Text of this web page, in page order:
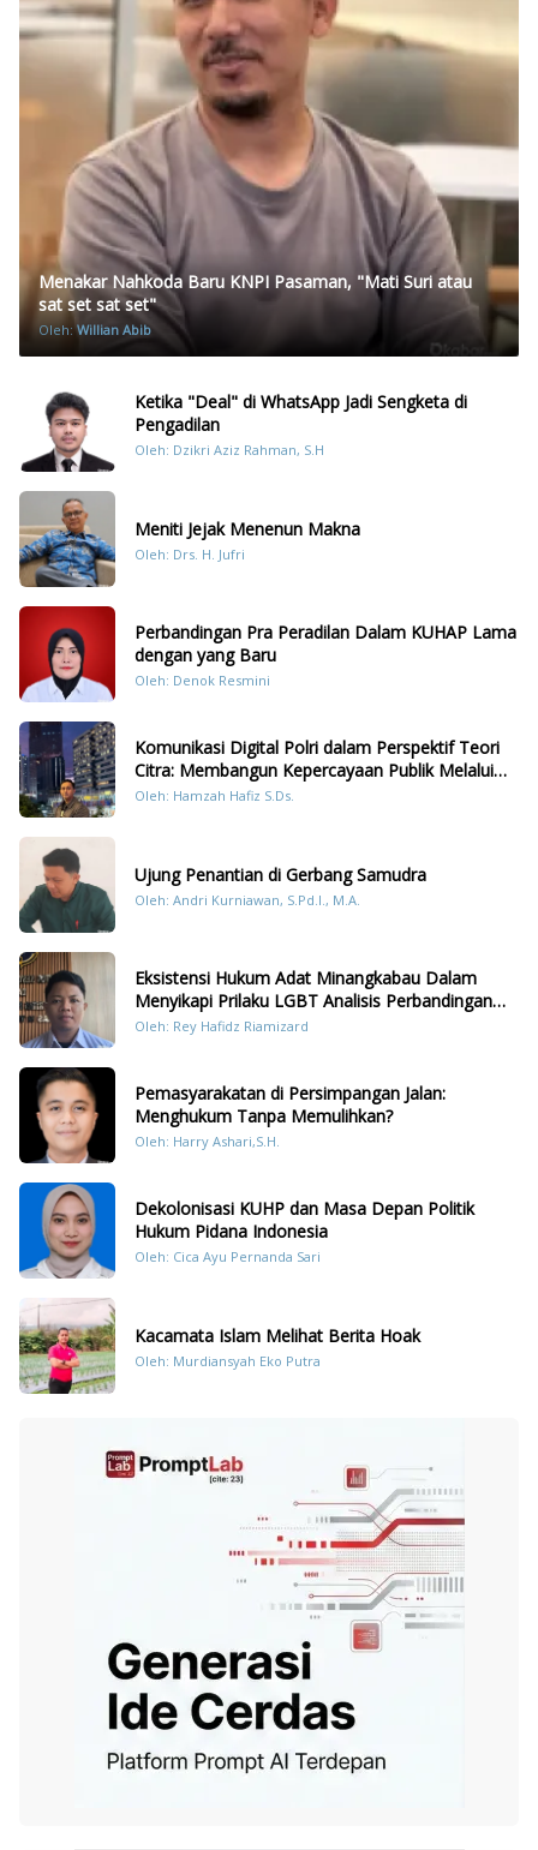
Menakar Nahkoda Baru KNPI Pasaman, "Mati Suri atau
sat set sat set"
Oleh:Willian Abib
Ketika "Deal" di WhatsApp Jadi Sengketa di
Pengadilan
Oleh: Dzikri Aziz Rahman, S.H
Meniti Jejak Menenun Makna
Oleh: Drs. H. Jufri
Perbandingan Pra Peradilan Dalam KUHAP Lama
dengan yang Baru
Oleh: Denok Resmini
Komunikasi Digital Polri dalam Perspektif Teori
Citra: Membangun Kepercayaan Publik Melalui
Konten Humanis Kesiapsiagaan Bencana di
Oleh: Hamzah Hafiz S.Ds.
Ujung Penantian di Gerbang Samudra
Oleh: Andri Kurniawan, S.Pd.I., M.A.
Eksistensi Hukum Adat Minangkabau Dalam
Menyikapi Prilaku LGBT Analisis Perbandingan
Dengan Hukum Pidana
Oleh: Rey Hafidz Riamizard
Pemasyarakatan di Persimpangan Jalan:
Menghukum Tanpa Memulihkan?
Oleh: Harry Ashari,S.H.
Dekolonisasi KUHP dan Masa Depan Politik
Hukum Pidana Indonesia
Oleh: Cica Ayu Pernanda Sari
Kacamata Islam Melihat Berita Hoak
Oleh: Murdiansyah Eko Putra